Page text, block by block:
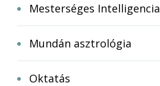
Mesterséges Intelligencia
Mundán asztrológia
Oktatás